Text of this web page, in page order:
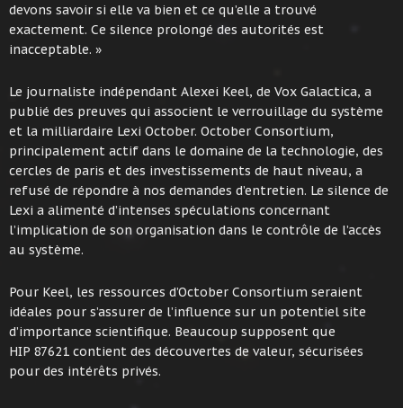
devons savoir si elle va bien et ce qu’elle a trouvé
exactement. Ce silence prolongé des autorités est
inacceptable. »
Le journaliste indépendant Alexei Keel, de Vox Galactica, a
publié des preuves qui associent le verrouillage du système
et la milliardaire Lexi October. October Consortium,
principalement actif dans le domaine de la technologie, des
cercles de paris et des investissements de haut niveau, a
refusé de répondre à nos demandes d’entretien. Le silence de
Lexi a alimenté d’intenses spéculations concernant
l’implication de son organisation dans le contrôle de l’accès
au système.
Pour Keel, les ressources d’October Consortium seraient
idéales pour s’assurer de l’influence sur un potentiel site
d’importance scientifique. Beaucoup supposent que
HIP 87621 contient des découvertes de valeur, sécurisées
pour des intérêts privés.